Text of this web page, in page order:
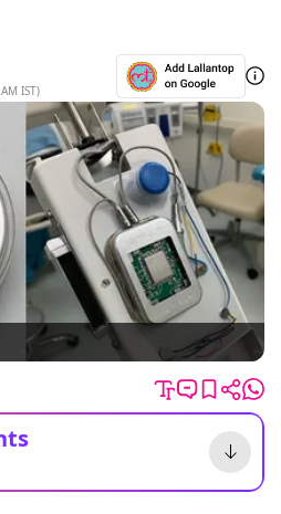
IST)